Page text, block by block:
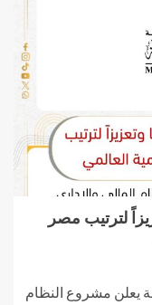
لترتيب مصر
يعلن مشروع النظام